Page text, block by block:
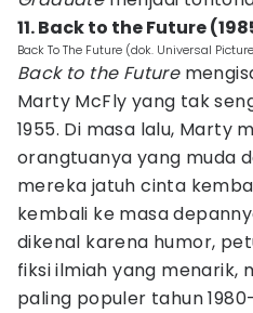
11. Back to the Future
Back To The Future (dok. Universal
Back to the Future
Marty McFly yang tak
1955. Di masa lalu, Marty
orangtuanya yang muda
mereka jatuh cinta
kembali ke masa
dikenal karena humor,
fiksi ilmiah yang menarik,
paling populer tahun